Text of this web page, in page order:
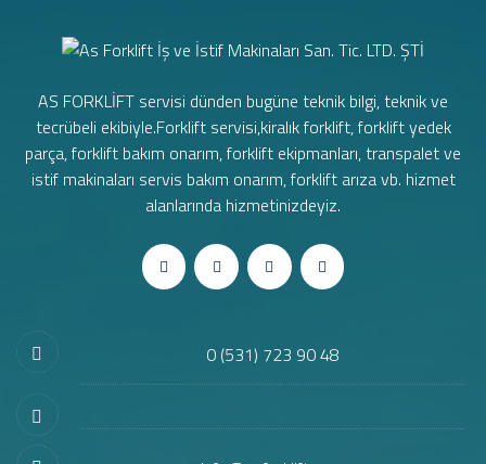
AS FORKLİFT servisi dünden bugüne teknik bilgi, teknik ve
tecrübeli ekibiyle.Forklift servisi,kiralık forklift, forklift yedek
parça, forklift bakım onarım, forklift ekipmanları, transpalet ve
istif makinaları servis bakım onarım, forklift arıza vb. hizmet
alanlarında hizmetinizdeyiz.
0 (531) 723 90 48